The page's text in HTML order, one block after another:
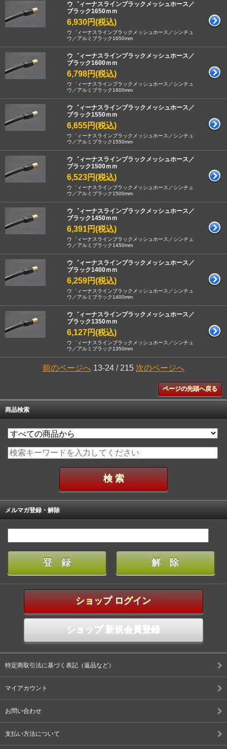
ウ゛ィーナスラインブラックメッシュホース／
ブラック1650ｍｍ
6,930円(税込)
ウ゛ィーナスラインブラックメッシュホース／シンチュ
ウ／アルミブラック1650mm
ウ゛ィーナスラインブラックメッシュホース／
ブラック1600ｍｍ
6,798円(税込)
ウ゛ィーナスラインブラックメッシュホース／シンチュ
ウ／アルミブラック1600mm
ウ゛ィーナスラインブラックメッシュホース／
ブラック1550ｍｍ
6,655円(税込)
ウ゛ィーナスラインブラックメッシュホース／シンチュ
ウ／アルミブラック1550mm
ウ゛ィーナスラインブラックメッシュホース／
ブラック1500ｍｍ
6,523円(税込)
ウ゛ィーナスラインブラックメッシュホース／シンチュ
ウ／アルミブラック1500mm
ウ゛ィーナスラインブラックメッシュホース／
ブラック1450ｍｍ
6,391円(税込)
ウ゛ィーナスラインブラックメッシュホース／シンチュ
ウ／アルミブラック1450mm
ウ゛ィーナスラインブラックメッシュホース／
ブラック1400ｍｍ
6,259円(税込)
ウ゛ィーナスラインブラックメッシュホース／シンチュ
ウ／アルミブラック1400mm
ウ゛ィーナスラインブラックメッシュホース／
ブラック1350ｍｍ
6,127円(税込)
ウ゛ィーナスラインブラックメッシュホース／シンチュ
ウ／アルミブラック1350mm
前のページへ 13-24 / 215 次のページへ
ページの先頭へ戻る
商品検索
メルマガ登録・解除
ショップ ログイン
ショップ 新規会員登録
特定商取引法に基づく表記（返品など）
マイアカウント
お問い合わせ
支払い方法について